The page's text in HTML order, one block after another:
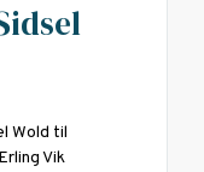
Wold til
Vik